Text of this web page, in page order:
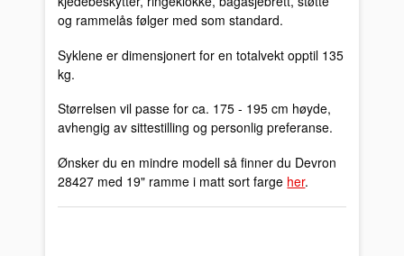
og rammelås følger med som standard.
Syklene er dimensjonert for en totalvekt opptil 135
kg.
Størrelsen vil passe for ca. 175 - 195 cm høyde,
avhengig av sittestilling og personlig preferanse.
Ønsker du en mindre modell så finner du Devron
28427 med 19" ramme i matt sort farge her.